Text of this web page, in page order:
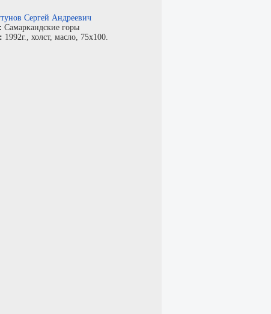
Сергей Андреевич
Самаркандские горы
1992г., холст, масло, 75x100.